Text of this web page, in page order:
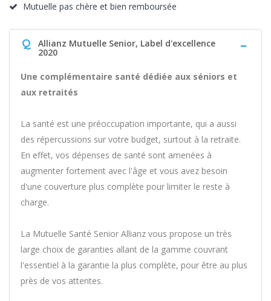
Mutuelle pas chère et bien remboursée
Q Allianz Mutuelle Senior, Label d'excellence
2020
Une complémentaire santé dédiée aux séniors et
aux retraités
La santé est une préoccupation importante, qui a aussi
des répercussions sur votre budget, surtout à la retraite.
En effet, vos dépenses de santé sont amenées à
augmenter fortement avec l'âge et vous avez besoin
d'une couverture plus complète pour limiter le reste à
charge.
La Mutuelle Santé Senior Allianz vous propose un très
large choix de garanties allant de la gamme couvrant
l'essentiel à la garantie la plus complète, pour être au plus
près de vos attentes.